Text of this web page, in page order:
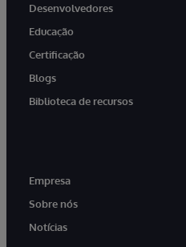
Desenvolvedores
Educação
Certificação
Blogs
Biblioteca de recursos
Empresa
Sobre nós
Notícias